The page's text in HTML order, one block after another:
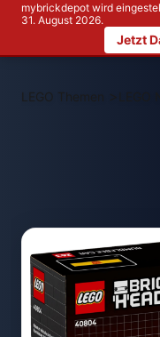
mybrickdepot wird
31. August 2026.
Jetzt
LEGO Themen >